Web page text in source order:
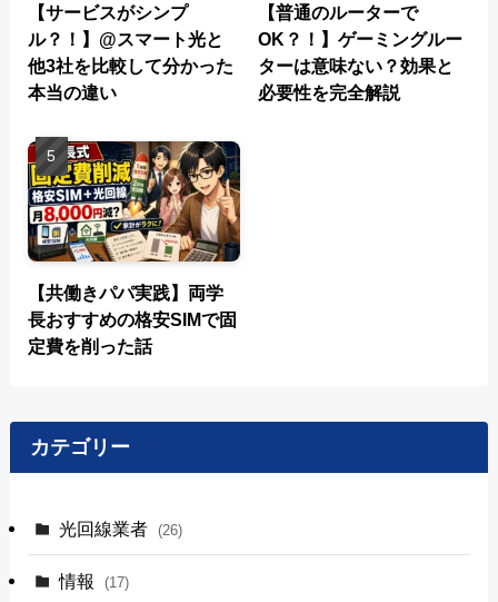
【サービスがシンプ
ル？！】@スマート光と
他3社を比較して分かった
本当の違い
【普通のルーターで
OK？！】ゲーミングルー
ターは意味ない？効果と
必要性を完全解説
【共働きパパ実践】両学
長おすすめの格安SIMで固
定費を削った話
カテゴリー
光回線業者 (26)
情報 (17)